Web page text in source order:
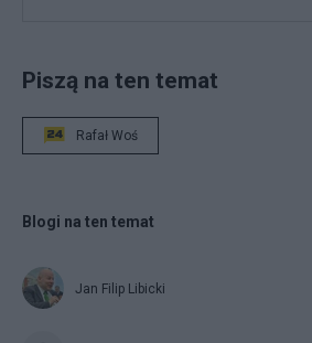
Piszą na ten temat
Rafał Woś
Blogi na ten temat
Jan Filip Libicki